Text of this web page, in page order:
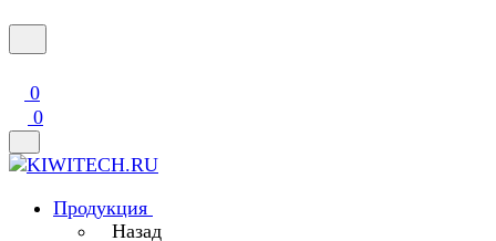
0
0
Продукция
Назад